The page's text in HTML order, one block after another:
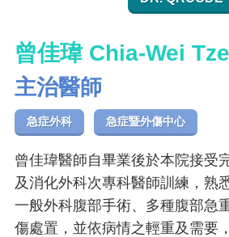
曾佳瑋 Chia-Wei
主治醫師
急症外科 急症暨外傷中心
曾佳瑋醫師自畢業後於本院接受
及消化外科次專科醫師訓練，熟
一般外科腹部手術、多種腹部急
傷處置，並依病情之輕重及需要